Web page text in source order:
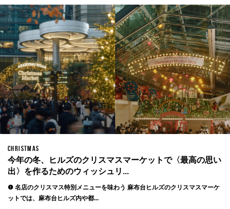
CHRISTMAS
今年の冬、ヒルズのクリスマスマーケットで〈最高の思い
出〉を作るためのウィッシュリ...
❶ 名店のクリスマス特別メニューを味わう 麻布台ヒルズのクリスマスマーケ
ットでは、麻布台ヒルズ内や都...